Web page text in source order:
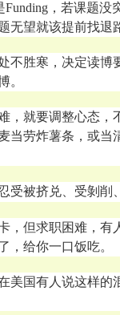
，若课题没
无望就该提前找退
不胜寒，决定读博
。
，就要调整心态，
当劳炸薯条，或当
受被挤兑、受剝削
，但求职困难，
，给你一口饭吃。
美国有人说这样的